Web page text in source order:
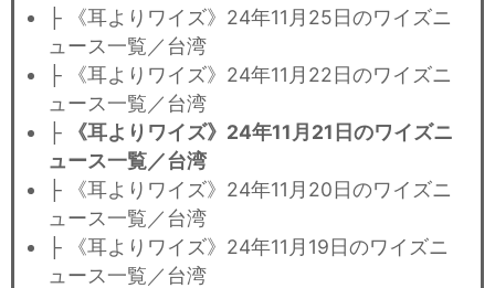
├ 《耳よりワイズ》24年11月25日のワイズニ
ュース一覧／台湾
├ 《耳よりワイズ》24年11月22日のワイズニ
ュース一覧／台湾
├
《耳よりワイズ》24年11月21日のワイズニ
ュース一覧／台湾
├ 《耳よりワイズ》24年11月20日のワイズニ
ュース一覧／台湾
├ 《耳よりワイズ》24年11月19日のワイズニ
ュース一覧／台湾